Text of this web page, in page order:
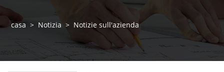
casa > Notizia > Notizie sull'azienda